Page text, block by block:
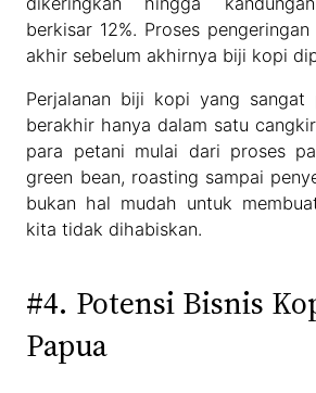
berkisar 12%. Proses
akhir sebelum akhirnya biji kopi
Perjalanan biji kopi yang sangat
berakhir hanya dalam satu
para petani mulai dari proses
green bean, roasting sampai
bukan hal mudah untuk
kita tidak dihabiskan.
#4. Potensi Bisnis
Papua